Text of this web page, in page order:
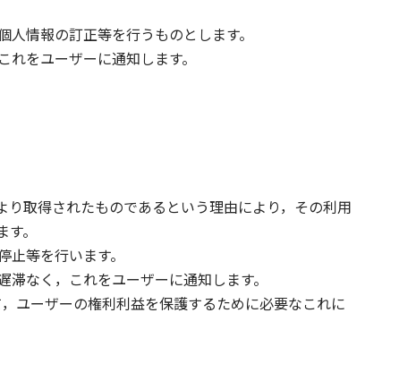
情報の訂正等を行うものとします。
をユーザーに通知します。
取得されたものであるという理由により，その利用
。
等を行います。
なく，これをユーザーに通知します。
ユーザーの権利利益を保護するために必要なこれに